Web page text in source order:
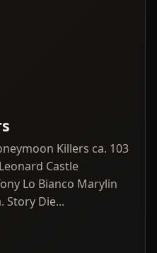
Killers ca. 103
Castle
Lo Bianco Marylin
Story Die...